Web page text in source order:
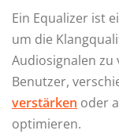
Ein Equalizer ist
um die
Audiosignalen zu
Benutzer,
verstärken oder
optimieren.